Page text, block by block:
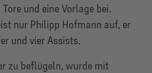
und eine Vorlage bei.
nur Philipp Hofmann auf, er
und vier Assists.
zu beflügeln, wurde mit